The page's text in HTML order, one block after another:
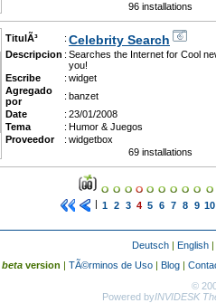
96 installations
TitulÃ³ : Celebrity Search
Descripcion : Searches the Internet for Cool
you!
Escribe
: widget
Agregado
por
: banzet
Date
: 23/01/2008
Tema
: Humor & Juegos
Proveedor
: widgetbox
69 installations
| 1 2 3 4 5 6 7 8 9 10
Deutsch| English|
betaversion | TÃ©rminos de Uso| Blog|
©
Powered byINVIDESK